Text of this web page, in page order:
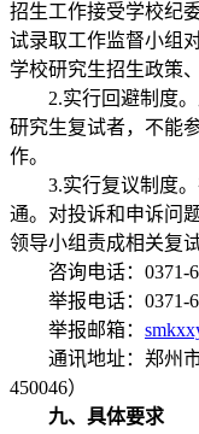
招生工作接受学校纪
试录取工作监督小组
学校研究生招生政策
2.实行回避制度。
研究生复试者，不能
作。
3.实行复议制度。
通。对投诉和申诉问
领导小组责成相关复
咨询电话：0371-
举报电话：0371-
举报邮箱：
通讯地址：郑州市
450046）
九、具体要求